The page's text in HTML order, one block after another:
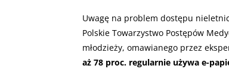
Uwagę na problem dostępu
Polskie Towarzystwo Postępów
młodzieży, omawianego przez
aż 78 proc. regularnie używa e-